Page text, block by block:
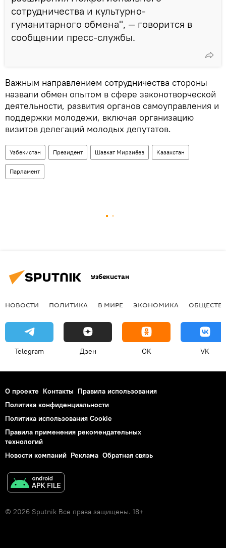
сотрудничества и культурно-
гуманитарного обмена", — говорится в
сообщении пресс-службы.
Важным направлением сотрудничества стороны
назвали обмен опытом в сфере законотворческой
деятельности, развития органов самоуправления и
поддержки молодежи, включая организацию
визитов делегаций молодых депутатов.
Узбекистан Президент Шавкат Мирзиёев Казахстан
Парламент
Узбекистан
НОВОСТИ ПОЛИТИКА В МИРЕ ЭКОНОМИКА
Telegram Дзен OK VK
О проекте Контакты Правила использования
Политика конфиденциальности
Политика использования Cookie
Правила применения рекомендательных
технологий
Новости компаний Реклама Обратная связь
© 2026 Sputnik Все права защищены. 18+